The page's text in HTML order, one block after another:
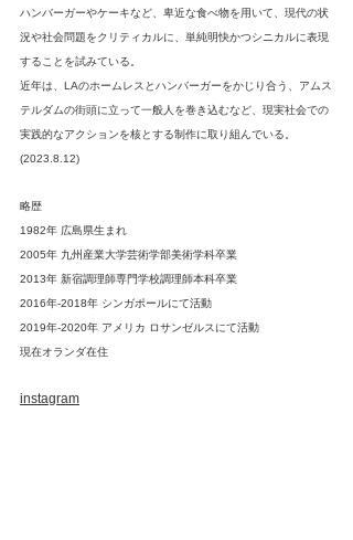
ハンバーガーやケーキなど、卑近な食べ物を用いて、現代の状
況や社会問題をクリティカルに、単純明快かつシニカルに表現
することを試みている。
近年は、LAのホームレスとハンバーガーをかじり合う、アムス
テルダムの街頭に立って一般人を巻き込むなど、現実社会での
実践的なアクションを核とする制作に取り組んでいる。
(2023.8.12)
略歴
1982年 広島県生まれ
2005年 九州産業大学芸術学部美術学科卒業
2013年 新宿調理師専門学校調理師本科卒業
2016年-2018年 シンガポールにて活動
2019年-2020年 アメリカ ロサンゼルスにて活動
現在オランダ在住
instagram